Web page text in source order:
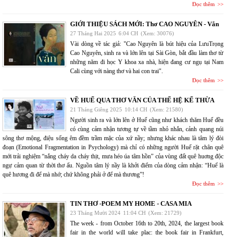
Đọc thêm
GIỚI THIỆU SÁCH MỚI: Thơ CAO NGUYÊN - Vắn
27 Tháng Hai 2025 6:04 CH (Xem: 30076)
Vài dòng về tác giả: "Cao Nguyên là bút hiệu của LưuTrọng
Cao Nguyên, sinh ra và lớn lên tại Sài Gòn, bắt đầu làm thơ từ
những năm đi học Y khoa xa nhà, hiện đang cư ngụ tại Nam
Cali cùng với nàng thơ và hai con trai".
Đọc thêm
VỀ HUẾ QUA THƠ VĂN CỦA THẾ HỆ KẾ THỪA
21 Tháng Giêng 2025 10:14 CH (Xem: 21580)
Người sinh ra và lớn lên ở Huế cũng như khách thăm Huế đều
có cùng cảm nhận tương tự về tầm nhỏ nhắn, cảnh quang núi
sông thơ mộng, điệu sống êm đềm trầm mặc của xứ nầy; nhưng khác nhau là tâm lý đòi
đoạn (Emotional Fragmentation in Psychology) mà chỉ có những người Huế rặt chân quê
mới trải nghiệm “nắng cháy da cháy thịt, mưa héo úa tâm hồn” của vùng đất quê huơng độc
ngự cảm quan từ thời thơ ấu. Nguồn tâm lý nầy là khởi điểm của dòng cảm nhận: “Huế là
quê hương đi để mà nhớ; chứ không phải ở để mà thương”!
Đọc thêm
TIN THƠ -POEM MY HOME - CASA MIA
23 Tháng Mười 2024 11:04 CH (Xem: 21729)
The week - from October 16th to 20th, 2024, the largest book
fair in the world will take plac: the book fair in Frankfurt,